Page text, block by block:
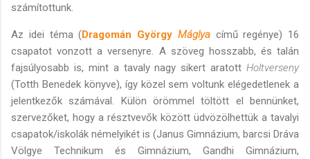
számítottunk.
Az idei téma (Dragomán György Máglyacímű regénye) 16
csapatot vonzott a versenyre. A szöveg hosszabb, és talán
fajsúlyosabb is, mint a tavaly nagy sikert aratott Holtverseny
(Totth Benedek könyve), így közel sem voltunk elégedetlenek a
jelentkezők számával. Külön örömmel töltött el bennünket,
szervezőket, hogy a résztvevők között üdvözölhettük a tavalyi
csapatok/iskolák némelyikét is (Janus Gimnázium, barcsi Dráva
Völgye Technikum és Gimnázium, Gandhi Gimnázium,